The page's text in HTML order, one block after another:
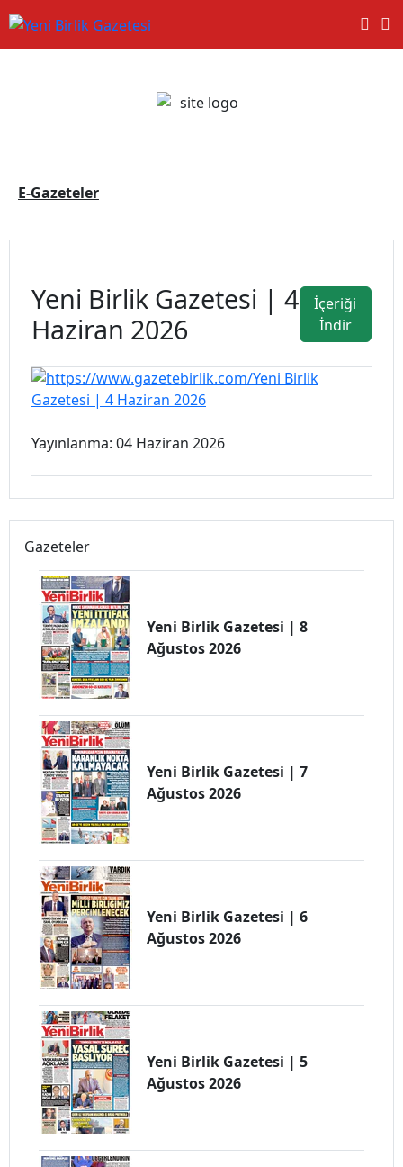
E-Gazeteler
Yeni Birlik Gazetesi | 4
Haziran 2026
İçeriği
İndir
Yayınlanma: 04 Haziran 2026
Gazeteler
Yeni Birlik Gazetesi | 8
Ağustos 2026
Yeni Birlik Gazetesi | 7
Ağustos 2026
Yeni Birlik Gazetesi | 6
Ağustos 2026
Yeni Birlik Gazetesi | 5
Ağustos 2026